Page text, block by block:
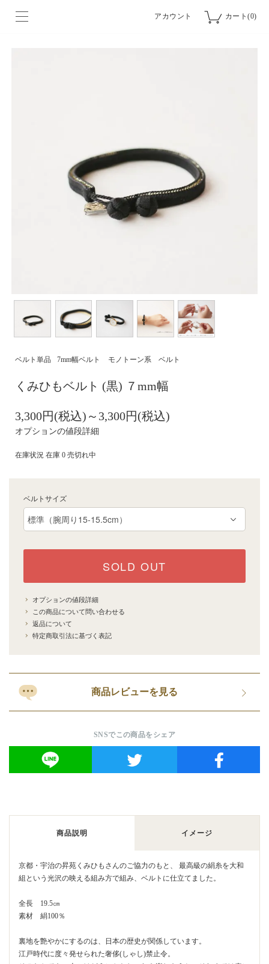
アカウント カート(0)
ベルト単品 7mm幅ベルト モノトーン系 ベルト
くみひもベルト (黒) ７mm幅
3,300円(税込)～3,300円(税込)
オプションの値段詳細
在庫状況 在庫 0 売切れ中
ベルトサイズ
SOLD OUT
オプションの値段詳細
この商品について問い合わせる
返品について
特定商取引法に基づく表記
商品レビューを見る
SNSでこの商品をシェア
商品説明 イメージ
京都・宇治の昇苑くみひも さんのご協力のもと、 最高級の絹糸を大和
組という光沢の映える組み方で組み、ベルトに仕立てました。
全長 19.5㎝
素材 絹100％
裏地を艶やかにするのは、日本の歴史が関係しています。
江戸時代に度々発せられた奢侈(しゃし)禁止令。